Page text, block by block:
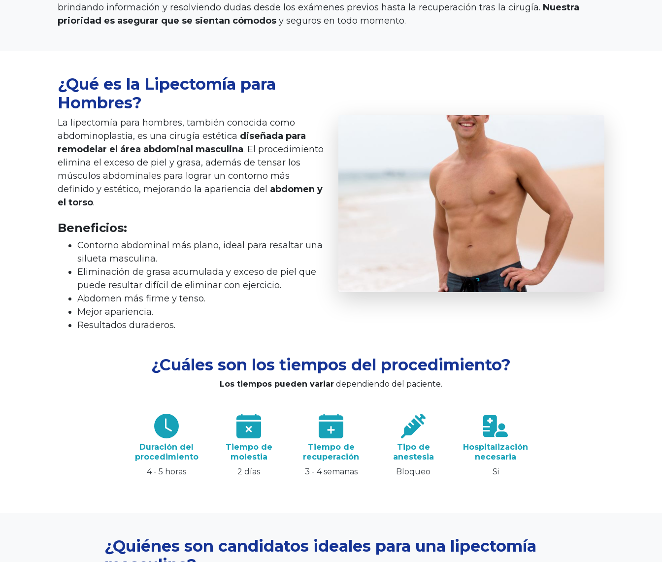
Medicina Estética
brindando información y resolviendo dudas desde los exámenes previos hasta la recuperación tras la cirugía. Nuestra
prioridad es asegurar que se sientan cómodos y seguros en todo momento.
¿Qué es la Lipectomía para
Hombres?
La lipectomía para hombres, también conocida como
abdominoplastia, es una cirugía estética diseñada para
remodelar el área abdominal masculina. El procedimiento
elimina el exceso de piel y grasa, además de tensar los
músculos abdominales para lograr un contorno más
definido y estético, mejorando la apariencia del abdomen y
el torso.
Beneficios:
Contorno abdominal más plano, ideal para resaltar una
silueta masculina.
Eliminación de grasa acumulada y exceso de piel que
puede resultar difícil de eliminar con ejercicio.
Abdomen más firme y tenso.
Mejor apariencia.
Resultados duraderos.
¿Cuáles son los tiempos del procedimiento?
Los tiempos pueden variar dependiendo del paciente.
Duración del
procedimiento
4 - 5 horas
Tiempo de
molestia
2 días
Tiempo de
recuperación
3 - 4 semanas
Tipo de
anestesia
Bloqueo
Hospitalización
necesaria
Si
¿Quiénes son candidatos ideales para una lipectomía